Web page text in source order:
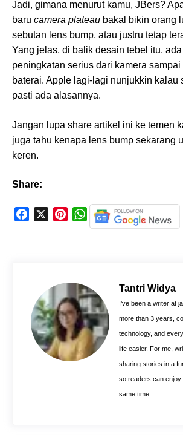
Jadi, gimana menurut kamu, JBers?
baru camera plateau bakal bikin orang
sebutan lens bump, atau justru tetap
Yang jelas, di balik desain tebel itu,
peningkatan serius dari kamera sampai
baterai. Apple lagi-lagi nunjukkin kalau
pasti ada alasannya.
Jangan lupa share artikel ini ke temen
juga tahu kenapa lens bump sekarang
keren.
Share:
k
e
s
t
W
h
A
p
p
Tantri Widya
I’ve been a writer at
more than 3 years,
technology, and
life easier. For me,
sharing stories in a
so readers can enjoy
same time.